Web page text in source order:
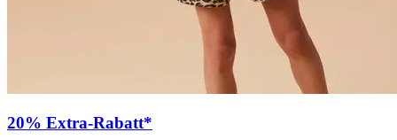
20% Extra-Rabatt*